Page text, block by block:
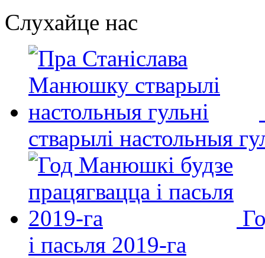
Слухайце нас
стварылі настольныя
і пасьля 2019-га